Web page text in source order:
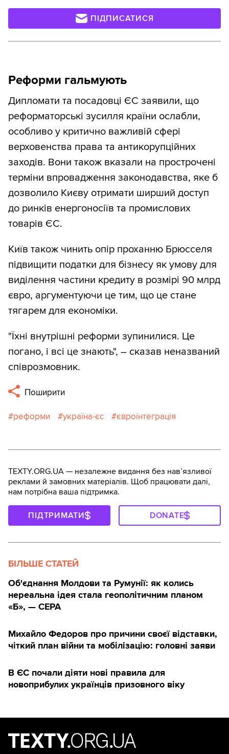
ПІДПИСАТИСЯ
Реформи гальмують
Дипломати та посадовці ЄС заявили, що
реформаторські зусилля країни ослабли,
особливо у критично важливій сфері
верховенства права та антикорупційних
заходів. Вони також вказали на прострочені
терміни впровадження законодавства, яке б
дозволило Києву отримати ширший доступ
до ринків енергоносіїв та промислових
товарів ЄС.
Київ також чинить опір проханню Брюсселя
підвищити податки для бізнесу як умову для
виділення частини кредиту в розмірі 90 млрд
євро, аргументуючи це тим, що це стане
тягарем для економіки.
"Їхні внутрішні реформи зупинилися. Це
погано, і всі це знають", – сказав неназваний
співрозмовник.
Поширити
реформи україна-єс євроінтеграція
TEXTY.ORG.UA — незалежне видання без навʼязливої
реклами й замовних матеріалів. Щоб працювати далі,
нам потрібна ваша підтримка.
ПІДТРИМАТИ DONATE
БІЛЬШЕ СТАТЕЙ
Об'єднання Молдови та Румунії: як колись
нереальна ідея стала геополітичним планом
«Б», — CEPA
Михайло Федоров про причини своєї відставки,
чіткий план війни та мобілізацію: головні заяви
В ЄС почали діяти нові правила для
новоприбулих українців призовного віку